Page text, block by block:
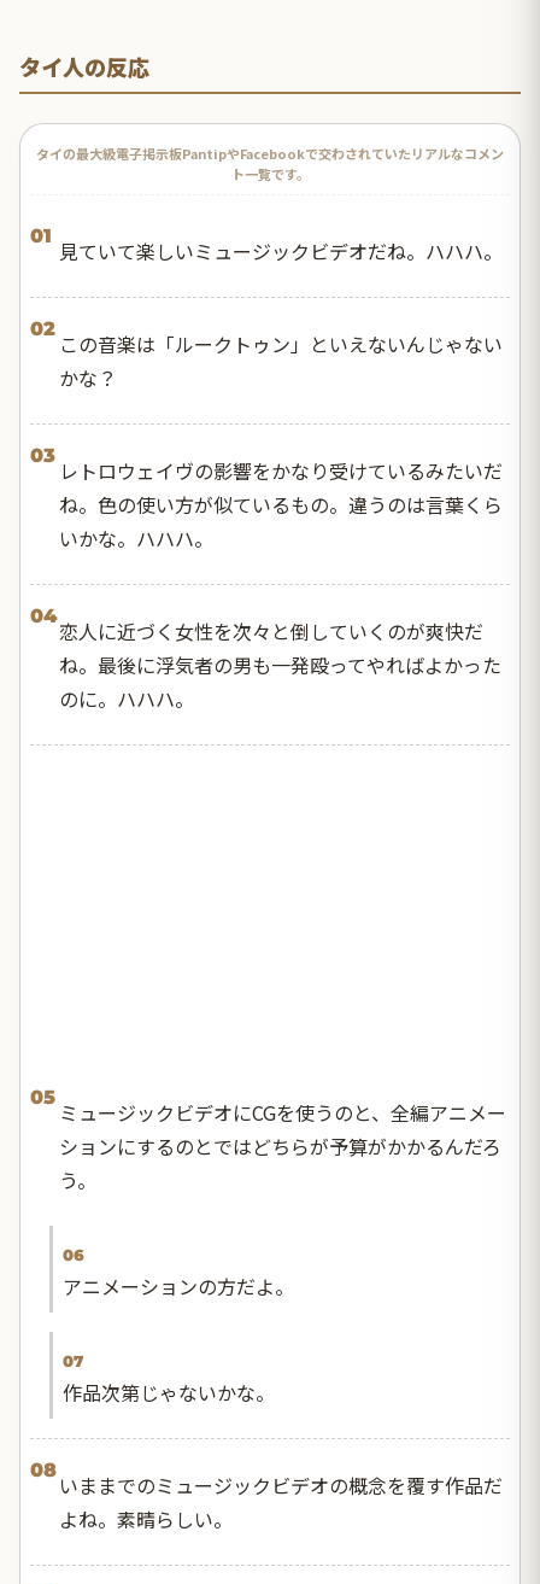
タイ人の反応
タイの最大級電子掲示板PantipやFacebookで交わされていたリアルなコメン
ト一覧です。
01
見ていて楽しいミュージックビデオだね。ハハハ。
02
この音楽は「ルークトゥン」といえないんじゃない
かな？
03
レトロウェイヴの影響をかなり受けているみたいだ
ね。色の使い方が似ているもの。違うのは言葉くら
いかな。ハハハ。
04
恋人に近づく女性を次々と倒していくのが爽快だ
ね。最後に浮気者の男も一発殴ってやればよかった
のに。ハハハ。
05
ミュージックビデオにCGを使うのと、全編アニメー
ションにするのとではどちらが予算がかかるんだろ
う。
06
アニメーションの方だよ。
07
作品次第じゃないかな。
08
いままでのミュージックビデオの概念を覆す作品だ
よね。素晴らしい。